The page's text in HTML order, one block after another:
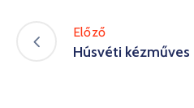
Előző
Húsvéti kézműves